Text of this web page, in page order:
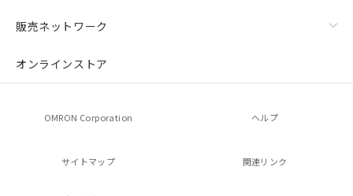
販売ネットワーク
オンラインストア
OMRON Corporation ヘルプ
サイトマップ 関連リンク